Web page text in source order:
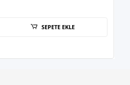
SEPETE EKLE